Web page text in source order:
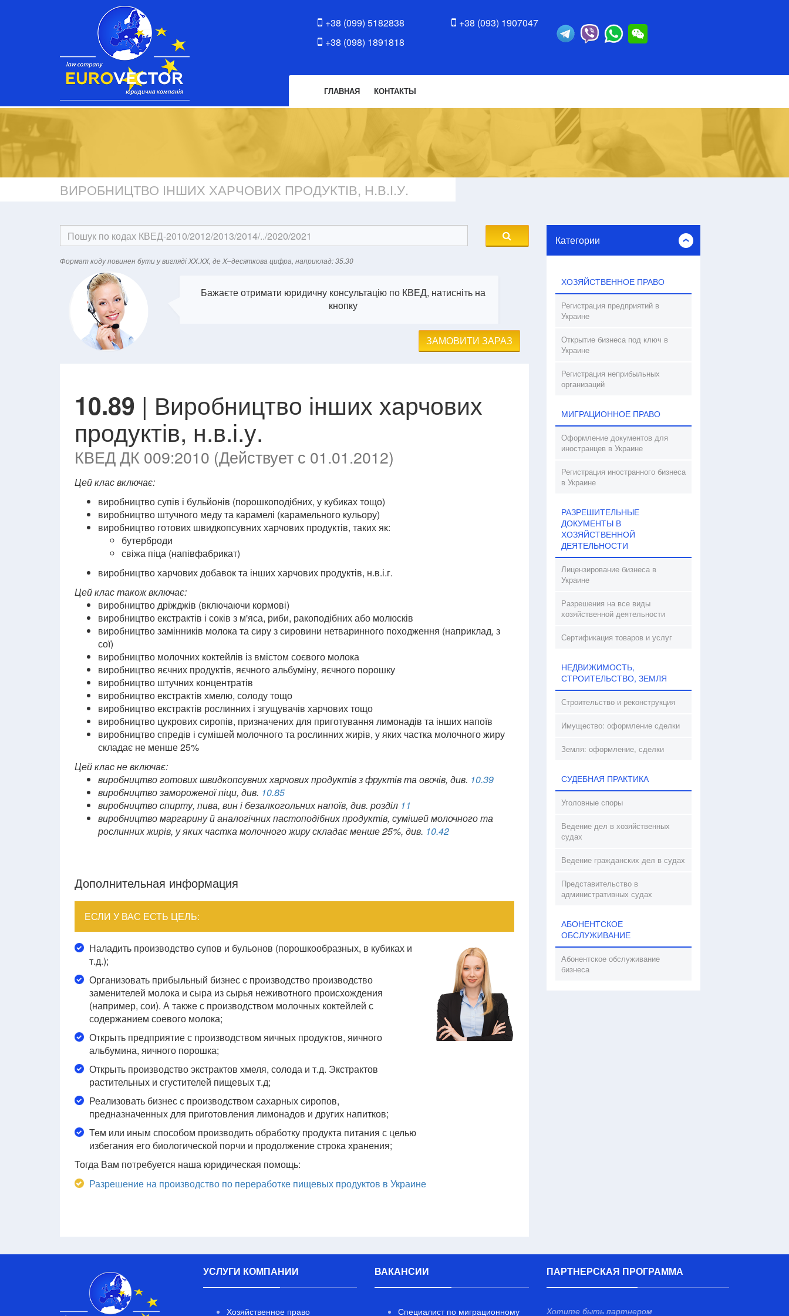
+38 (099) 5182838
+38 (098) 1891818
+38 (093) 1907047
ГЛАВНАЯ КОНТАКТЫ
ВИРОБНИЦТВО ІНШИХ ХАРЧОВИХ ПРОДУКТІВ, Н.В.І.У.
Формат кодy повинен бути у вигляді XX.XX, де X–десяткова цифра, наприклад: 35.30
Бажаєте отримати юридичну консультацію по КВЕД, натисніть на
кнопку
ЗАМОВИТИ ЗАРАЗ
10.89 | Виробництво інших харчових
продуктів, н.в.і.у.
КВЕД ДК 009:2010 (Действует с 01.01.2012)
Цей клас включає:
виробництво супів і бульйонів (порошкоподібних, у кубиках тощо)
виробництво штучного меду та карамелі (карамельного кульору)
виробництво готових швидкопсувних харчових продуктів, таких як:
бутерброди
свіжа піца (напівфабрикат)
виробництво харчових добавок та інших харчових продуктів, н.в.і.г.
Цей клас також включає:
виробництво дріжджів (включаючи кормові)
виробництво екстрактів і соків з м'яса, риби, ракоподібних або молюсків
виробництво замінників молока та сиру з сировини нетваринного походження (наприклад, з
сої)
виробництво молочних коктейлів із вмістом соєвого молока
виробництво яєчних продуктів, яєчного альбуміну, яєчного порошку
виробництво штучних концентратів
виробництво екстрактів хмелю, солоду тощо
виробництво екстрактів рослинних і згущувачів харчових тощо
виробництво цукрових сиропів, призначених для приготування лимонадів та інших напоїв
виробництво спредів і сумішей молочного та рослинних жирів, у яких частка молочного жиру
складає не менше 25%
Цей клас не включає:
виробництво готових швидкопсувних харчових продуктів з фруктів та овочів, див. 10.39
виробництво замороженої піци, див. 10.85
виробництво спирту, пива, вин і безалкогольних напоїв, див. розділ 11
виробництво маргарину й аналогічних пастоподібних продуктів, сумішей молочного та
рослинних жирів, у яких частка молочного жиру складає менше 25%, див. 10.42
Дополнительная информация
ЕСЛИ У ВАС ЕСТЬ ЦЕЛЬ:
Наладить производство супов и бульонов (порошкообразных, в кубиках и
т.д.);
Организовать прибыльный бизнес c производство производство
заменителей молока и сыра из сырья неживотного происхождения
(например, сои). А также с производством молочных коктейлей с
содержанием соевого молока;
Открыть предприятие с производством яичных продуктов, яичного
альбумина, яичного порошка;
Открыть производство экстрактов хмеля, солода и т.д. Экстрактов
растительных и сгустителей пищевых т.д;
Реализовать бизнес с производством сахарных сиропов,
предназначенных для приготовления лимонадов и других напитков;
Тем или иным способом производить обработку продукта питания с целью
избегания его биологической порчи и продолжение строка хранения;
Тогда Вам потребуется наша юридическая помощь:
Разрешение на производство по переработке пищевых продуктов в Украине
Категории
ХОЗЯЙСТВЕННОЕ ПРАВО
Регистрация предприятий в
Украине
Открытие бизнеса под ключ в
Украине
Регистрация неприбыльных
организаций
МИГРАЦИОННОЕ ПРАВО
Оформление документов для
иностранцев в Украине
Регистрация иностранного бизнеса
в Украине
РАЗРЕШИТЕЛЬНЫЕ
ДОКУМЕНТЫ В
ХОЗЯЙСТВЕННОЙ
ДЕЯТЕЛЬНОСТИ
Лицензирование бизнеса в
Украине
Разрешения на все виды
хозяйственной деятельности
Сертификация товаров и услуг
НЕДВИЖИМОСТЬ,
СТРОИТЕЛЬСТВО, ЗЕМЛЯ
Строительство и реконструкция
Имущество: оформление сделки
Земля: оформление, сделки
СУДЕБНАЯ ПРАКТИКА
Уголовные споры
Ведение дел в хозяйственных
судах
Ведение гражданских дел в судах
Представительство в
административных судах
АБОНЕНТСКОЕ
ОБСЛУЖИВАНИЕ
Абонентское обслуживание
бизнеса
УСЛУГИ КОМПАНИИ
Хозяйственное право
ВАКАНСИИ
Специалист по миграционному
ПАРТНЕРСКАЯ ПРОГРАММА
Хотите быть партнером